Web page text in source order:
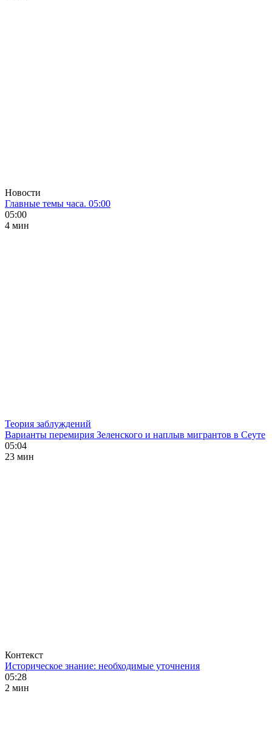
Новости
Главные темы часа. 05:00
05:00
4 мин
Теория заблуждений
Варианты перемирия Зеленского и наплыв мигрантов в Сеуте
05:04
23 мин
Контекст
Историческое знание: необходимые уточнения
05:28
2 мин